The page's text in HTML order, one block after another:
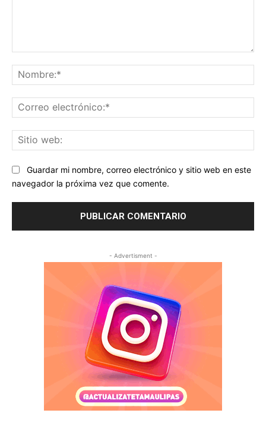
Guardar mi nombre, correo electrónico y sitio web en este
navegador la próxima vez que comente.
- Advertisment -